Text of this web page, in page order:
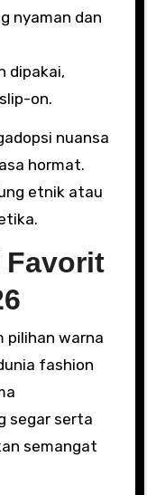
nyaman dan
dipakai,
on.
nuansa
hormat.
etnik atau
Favorit
pilihan warna
fashion
segar serta
semangat